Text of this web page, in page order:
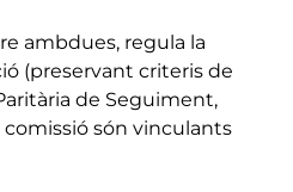
ambdues, regula la
(preservant criteris de
de Seguiment,
són vinculants